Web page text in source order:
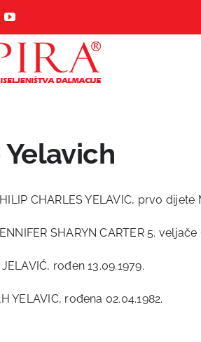
YouTube
CHARLES YELAVIC, prvo
SHARYN CARTER 5.
rođen 13.09.1979.
YELAVIC, rođena 02.04.1982.